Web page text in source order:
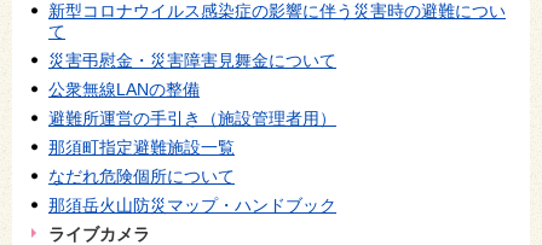
新型コロナウイルス感染症の影響に伴う災害時の避難につい
て
災害弔慰金・災害障害見舞金について
公衆無線LANの整備
避難所運営の手引き（施設管理者用）
那須町指定避難施設一覧
なだれ危険個所について
那須岳火山防災マップ・ハンドブック
ライブカメラ